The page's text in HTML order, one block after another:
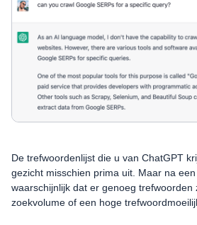
De trefwoordenlijst die u van ChatGPT
gezicht misschien prima uit. Maar na
waarschijnlijk dat er genoeg trefwoorden
zoekvolume of een hoge